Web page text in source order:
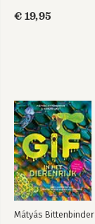
€ 19,95
Mátyás Bittenbinder